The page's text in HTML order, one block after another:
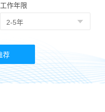
工作年限